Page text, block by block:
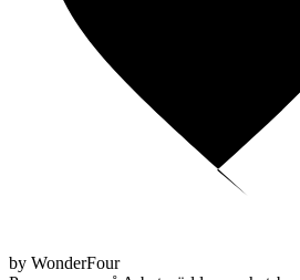
by WonderFour